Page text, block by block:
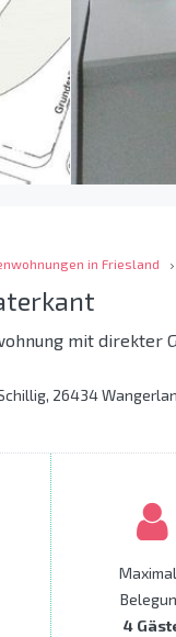
in Friesland
mit direkter
26434
4